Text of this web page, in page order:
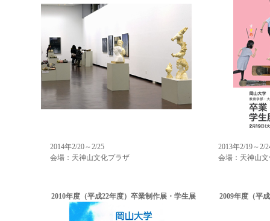
2014年2/20～2/25
会場：天神山文化プラザ
2013年2/19～2/
会場：天神山
2010年度（平成22年度）卒業制作展・学生展 2009年度（平